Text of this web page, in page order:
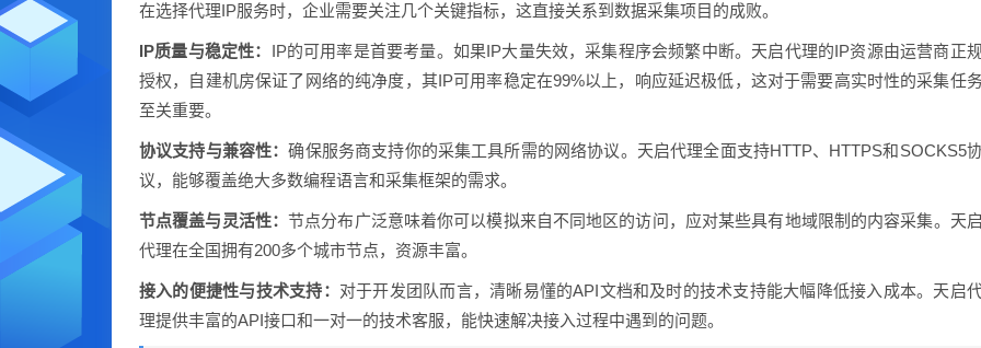
在选择代理IP服务时，企业需要关注几个关键指标，这直接关系到数据采集项目的成败。
IP质量与稳定性： IP的可用率是首要考量。如果IP大量失效，采集程序会频繁中断。天启代理的IP资源由运营商正
授权，自建机房保证了网络的纯净度，其IP可用率稳定在99%以上，响应延迟极低，这对于需要高实时性的采集任
至关重要。
协议支持与兼容性：确保服务商支持你的采集工具所需的网络协议。天启代理全面支持HTTP、HTTPS和SOCKS5
议，能够覆盖绝大多数编程语言和采集框架的需求。
节点覆盖与灵活性：节点分布广泛意味着你可以模拟来自不同地区的访问，应对某些具有地域限制的内容采集。天
代理在全国拥有200多个城市节点，资源丰富。
接入的便捷性与技术支持： 对于开发团队而言，清晰易懂的API文档和及时的技术支持能大幅降低接入成本。天启
理提供丰富的API接口和一对一的技术客服，能快速解决接入过程中遇到的问题。